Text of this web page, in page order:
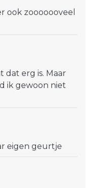
ook zooooooveel
dat erg is. Maar
ik gewoon niet
eigen geurtje